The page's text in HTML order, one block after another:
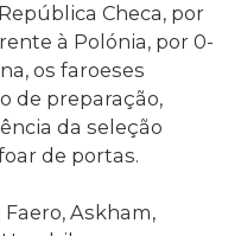
Checa, por
à Polónia, por 0-
os faroeses
de preparação,
da seleção
de portas.
Askham,